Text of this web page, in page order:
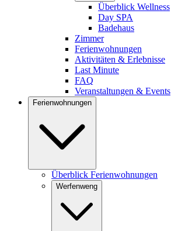
Überblick Wellness
Day SPA
Badehaus
Zimmer
Ferienwohnungen
Aktivitäten & Erlebnisse
Last Minute
FAQ
Veranstaltungen & Events
Ferienwohnungen
Überblick Ferienwohnungen
Werfenweng